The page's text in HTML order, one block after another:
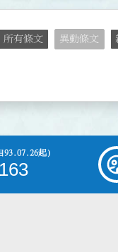
所有條文 異動條文
93.07.26起)